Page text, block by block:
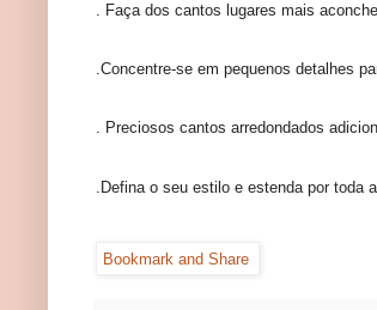
. Faça dos cantos lugares mais
.Concentre-se em pequenos detalhes
. Preciosos cantos arredondados
.Defina o seu estilo e estenda por toda